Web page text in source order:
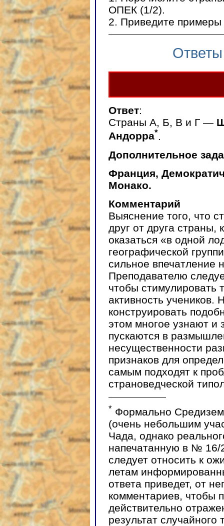
ОПЕК (1/2).
2. Приведите
Ответ:
Страны А, Б, В и Г —
Андорра*
Дополнительное
Франция,
Монако.
Комментарий
Выяснение того, что
друг от друга страны,
оказаться «в одной
географической
сильное
Преподавателю
чтобы стимулировать
активность
конструировать
этом многое узнают и
пускаются в
несущественности
признаков для
самым подходят к
страноведческой
* Формально
(очень небольшим
Чада, однако
напечатанную в № 16/
следует относить к
летам
ответа приведет, от
комментариев, чтобы
действительно
результат случайного